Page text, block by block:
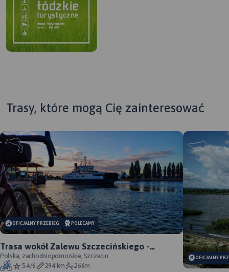
MAPA TURYSTYCZNA W
APLIKACJI TRASEO
Mapa województwa
Trasy, które mogą Cię zainteresować
OFICJALNY PRZEBIEG POLECAMY
Trasa wokół Zalewu Szczecińskiego -
oficjalny przebieg szlaku
Polska, zachodniopomorskie, Szczecin
5.4/6
294 km 266m
OFICJALNY